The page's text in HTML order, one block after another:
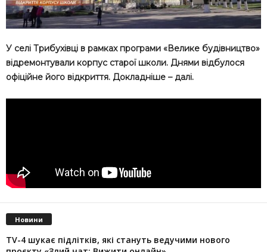
У селі Трибухівці в рамках програми «Велике будівництво»
відремонтували корпус старої школи. Днями відбулося
офіційне його відкриття. Докладніше – далі.
Новини
TV-4 шукає підлітків, які стануть ведучими нового